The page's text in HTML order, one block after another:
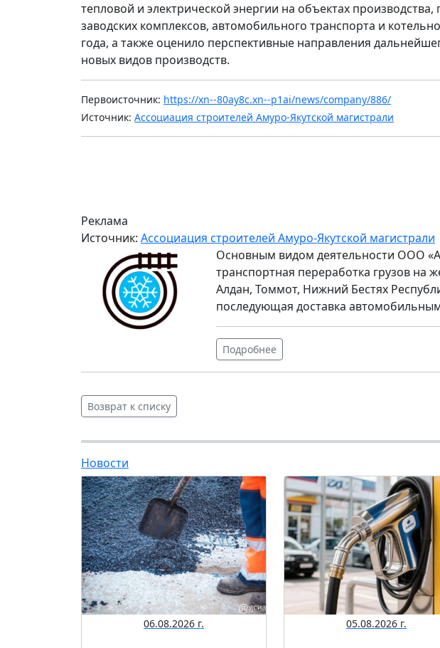
тепловой и электрической энергии на объектах
заводских комплексов, автомобильного транспорта и
года, а также оценило перспективные направления
новых видов производств.
Первоисточник: https://xn--80ay8c.xn--p1ai/news/company/886/
Источник: Ассоциация строителей Амуро-Якутской магистрали
Реклама
Источник: Ассоциация строителей Амуро-Якутской магистрали
Основным видом деятельности ООО
транспортная переработка грузов на
Алдан, Томмот, Нижний Бестях
последующая доставка
Подробнее
Возврат к списку
Новости
06.08.2026 г. 05.08.2026 г.